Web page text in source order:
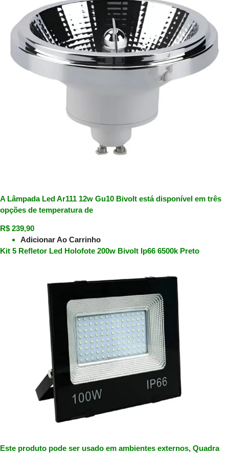
A Lâmpada Led Ar111 12w Gu10 Bivolt está disponível em três
opções de temperatura de
R$ 239,90
Adicionar Ao Carrinho
Kit 5 Refletor Led Holofote 200w Bivolt Ip66 6500k Preto
Este produto pode ser usado em ambientes externos, Quadra